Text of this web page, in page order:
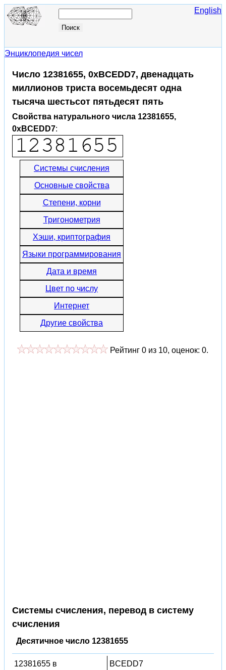
English
Энциклопедия чисел
Число 12381655, 0xBCEDD7, двенадцать
миллионов триста восемьдесят одна
тысяча шестьсот пятьдесят пять
Свойства натурального числа 12381655,
0xBCEDD7:
Системы счисления
Основные свойства
Степени, корни
Тригонометрия
Хэши, криптография
Языки программирования
Дата и время
Цвет по числу
Интернет
Другие свойства
Рейтинг 0 из 10, оценок: 0.
Системы счисления, перевод в систему
счисления
Десятичное число 12381655
12381655 в
BCEDD7